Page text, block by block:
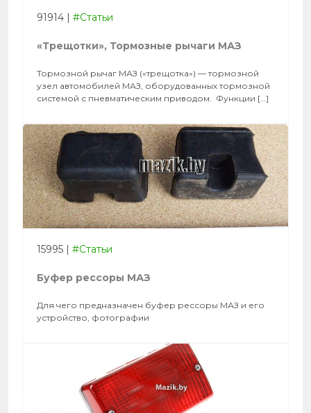
91914 | #Статьи
«Трещотки», Тормозные рычаги МАЗ
Тормозной рычаг МАЗ («трещотка») — тормозной
узел автомобилей МАЗ, оборудованных тормозной
системой с пневматическим приводом. Функции […]
15995 | #Статьи
Буфер рессоры МАЗ
Для чего предназначен буфер рессоры МАЗ и его
устройство, фотографии